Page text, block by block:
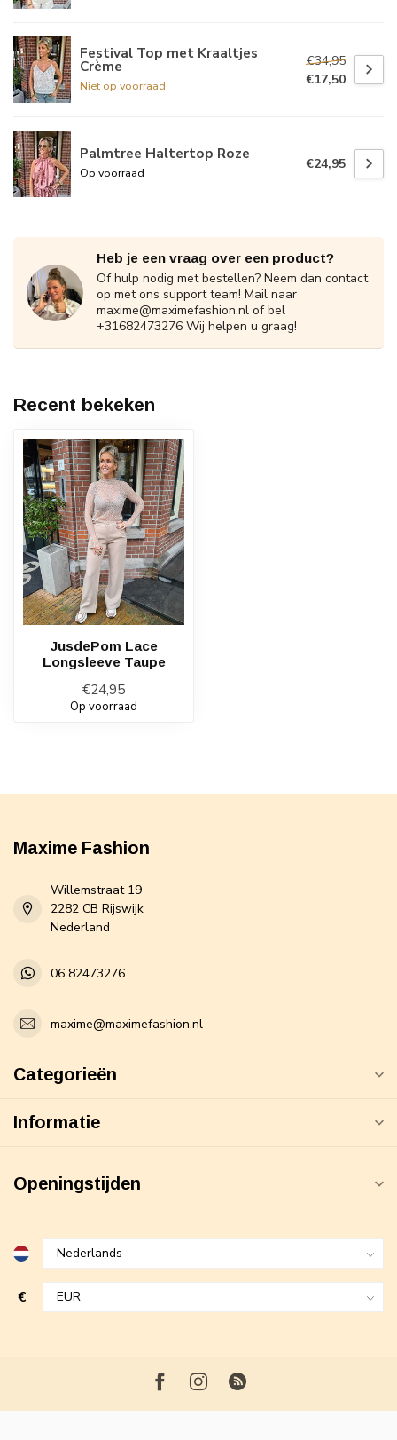
Festival Top met Kraaltjes
Crème
Niet op voorraad
€34,95
€17,50
Palmtree Haltertop Roze
Op voorraad
€24,95
Heb je een vraag over een product?
Of hulp nodig met bestellen? Neem dan contact
op met ons support team! Mail naar
maxime@maximefashion.nl of bel
+31682473276 Wij helpen u graag!
Recent bekeken
JusdePom Lace
Longsleeve Taupe
€24,95
Op voorraad
Maxime Fashion
Willemstraat 19
2282 CB Rijswijk
Nederland
06 82473276
maxime@maximefashion.nl
Categorieën
Informatie
Openingstijden
€